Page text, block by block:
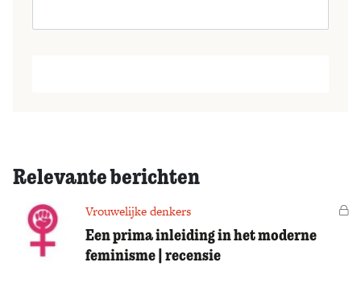
Relevante berichten
Vrouwelijke denkers
Een prima inleiding in het moderne
feminisme | recensie